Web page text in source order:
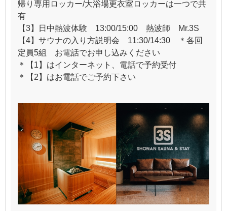
帰り専用ロッカー/大浴場更衣室ロッカーは一つで共
有
【3】日中熱波体験 13:00/15:00 熱波師 Mr.3S
【4】サウナの入り方説明会 11:30/14:30 ＊各回
定員5組 お電話でお申し込みください
＊【1】はインターネット、電話で予約受付
＊【2】はお電話でご予約下さい